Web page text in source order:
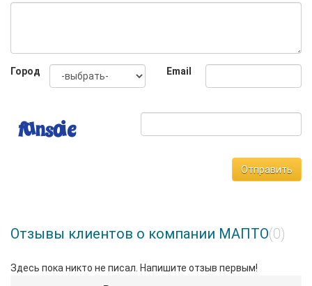
Город Email
Отправить
Отзывы клиентов о компании МАПТО(0)
Здесь пока никто не писал. Напишите отзыв первым!